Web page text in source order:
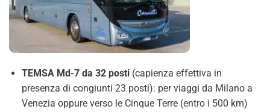
TEMSA Md-7 da 32 posti(capienza effettiva in
presenza di congiunti 23 posti): per viaggi da Milano a
Venezia oppure verso le Cinque Terre (entro i 500 km)